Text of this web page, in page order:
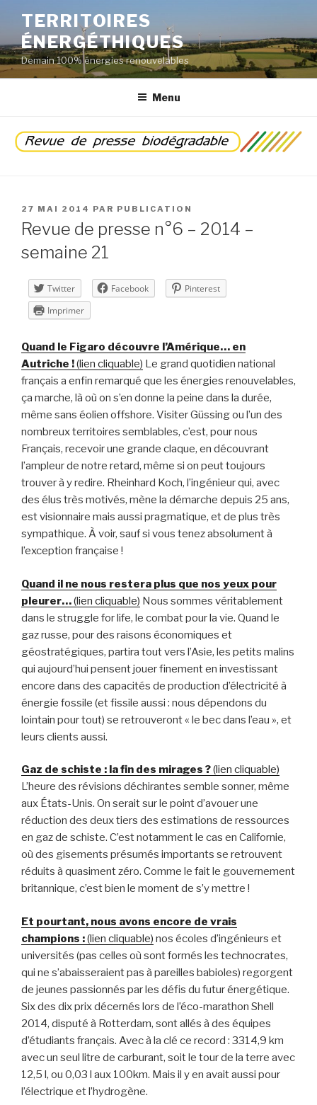
contenu
principal
TERRITOIRES
ÉNERGÉTHIQUES
Demain 100% énergies renouvelables
Menu
PUBLIÉ
LE
27 MAI 2014 PAR PUBLICATION
Revue de presse n°6 – 2014 –
semaine 21
Twitter Facebook
Pinterest
Imprimer
Quand le Figaro découvre l’Amérique… en
Autriche !(lien cliquable) Le grand quotidien national
français a enfin remarqué que les énergies renouvelables,
ça marche, là où on s’en donne la peine dans la durée,
même sans éolien offshore. Visiter Güssing ou l’un des
nombreux territoires semblables, c’est, pour nous
Français, recevoir une grande claque, en découvrant
l’ampleur de notre retard, même si on peut toujours
trouver à y redire. Rheinhard Koch, l’ingénieur qui, avec
des élus très motivés, mène la démarche depuis 25 ans,
est visionnaire mais aussi pragmatique, et de plus très
sympathique. À voir, sauf si vous tenez absolument à
l’exception française !
Quand il ne nous restera plus que nos yeux pour
pleurer…(lien cliquable) Nous sommes véritablement
dans le struggle for life, le combat pour la vie. Quand le
gaz russe, pour des raisons économiques et
géostratégiques, partira tout vers l’Asie, les petits malins
qui aujourd’hui pensent jouer finement en investissant
encore dans des capacités de production d’électricité à
énergie fossile (et fissile aussi : nous dépendons du
lointain pour tout) se retrouveront « le bec dans l’eau », et
leurs clients aussi.
Gaz de schiste : la fin des mirages ?(lien cliquable)
L’heure des révisions déchirantes semble sonner, même
aux États-Unis. On serait sur le point d’avouer une
réduction des deux tiers des estimations de ressources
en gaz de schiste. C’est notamment le cas en Californie,
où des gisements présumés importants se retrouvent
réduits à quasiment zéro. Comme le fait le gouvernement
britannique, c’est bien le moment de s’y mettre !
Et pourtant, nous avons encore de vrais
champions :(lien cliquable) nos écoles d’ingénieurs et
universités (pas celles où sont formés les technocrates,
qui ne s’abaisseraient pas à pareilles babioles) regorgent
de jeunes passionnés par les défis du futur énergétique.
Six des dix prix décernés lors de l’éco-marathon Shell
2014, disputé à Rotterdam, sont allés à des équipes
d’étudiants français. Avec à la clé ce record : 3314,9 km
avec un seul litre de carburant, soit le tour de la terre avec
12,5 l, ou 0,03 l aux 100km. Mais il y en avait aussi pour
l’électrique et l’hydrogène.